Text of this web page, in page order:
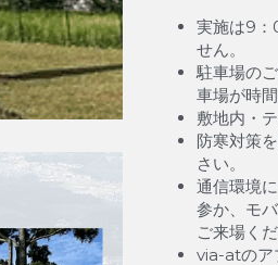
実施は9：
せん。
駐車場の
車場が時
敷地内・
防寒対策
さい。
通信環境
参か、モ
ご来場くだ
via-atのア